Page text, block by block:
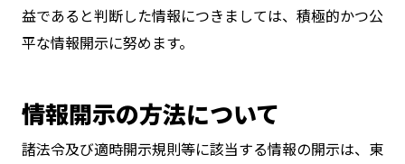
益であると判断した情報につきましては、積極的かつ公
平な情報開示に努めます。
情報開示の方法について
諸法令及び適時開示規則等に該当する情報の開示は、東